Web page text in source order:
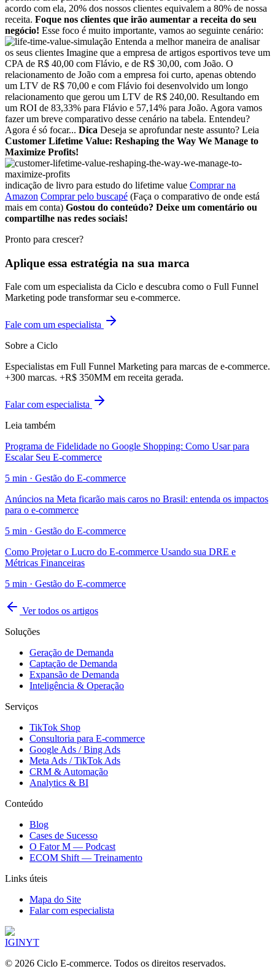
acordo com ela, 20% dos nossos clientes equivalem a 80% de nossa
receita. Foque nos clientes que irão aumentar a receita do seu
negócio! Esse foco é muito importante, vamos ao seguinte cenário:
Entenda a melhor maneira de analisar
os seus clientes Imagine que a empresa de artigos esportivos teve um
CPA de R$ 40,00 com Flávio, e de R$ 30,00, com João. O
relacionamento de João com a empresa foi curto, apenas obtendo
um LTV de R$ 70,00 e com Flávio foi desenvolvido um longo
relacionamento que gerou um LTV de R$ 240,00. Resultando em
um ROI de 83,33% para Flávio e 57,14% para João. Agora vamos
fazer um breve comparativo desse cenário na tabela. Entendeu?
Agora é só focar... Dica Deseja se aprofundar neste assunto? Leia
Customer Lifetime Value: Reshaping the Way We Manage to
Maximize Profits!
indicação de livro para estudo do lifetime value Comprar na
Amazon Comprar pelo buscapé (Faça o comparativo de onde está
mais em conta) Gostou do conteúdo? Deixe um comentário ou
compartilhe nas redes sociais!
Pronto para crescer?
Aplique essa estratégia na sua marca
Fale com um especialista da Ciclo e descubra como o Full Funnel
Marketing pode transformar seu e-commerce.
Fale com um especialista
Sobre a Ciclo
Especialistas em Full Funnel Marketing para marcas de e-commerce.
+300 marcas. +R$ 350MM em receita gerada.
Falar com especialista
Leia também
Programa de Fidelidade no Google Shopping: Como Usar para
Escalar Seu E-commerce
5 min · Gestão do E-commerce
Anúncios na Meta ficarão mais caros no Brasil: entenda os impactos
para o e-commerce
5 min · Gestão do E-commerce
Como Projetar o Lucro do E-commerce Usando sua DRE e
Métricas Financeiras
5 min · Gestão do E-commerce
Ver todos os artigos
Soluções
Geração de Demanda
Captação de Demanda
Expansão de Demanda
Inteligência & Operação
Serviços
TikTok Shop
Consultoria para E-commerce
Google Ads / Bing Ads
Meta Ads / TikTok Ads
CRM & Automação
Analytics & BI
Conteúdo
Blog
Cases de Sucesso
O Fator M — Podcast
ECOM Shift — Treinamento
Links úteis
Mapa do Site
Falar com especialista
IGINYT
© 2026 Ciclo E-commerce. Todos os direitos reservados.